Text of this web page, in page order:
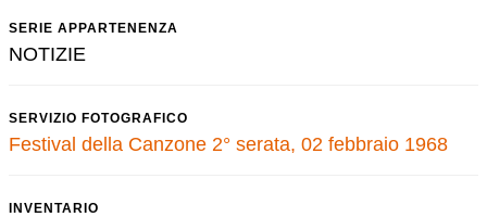
SERIE APPARTENENZA
NOTIZIE
SERVIZIO FOTOGRAFICO
Festival della Canzone 2° serata, 02 febbraio 1968
INVENTARIO